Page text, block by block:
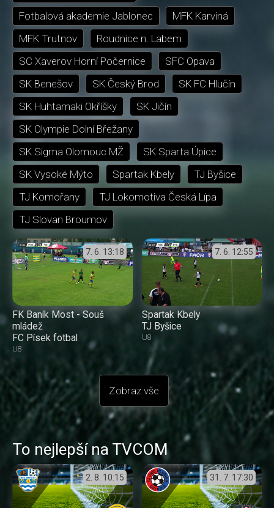
Fotbalová akademie Jablonec
MFK Karviná
MFK Trutnov
Roudnice n. Labem
SC Xaverov Horní Počernice
SFC Opava
SK Benešov
SK Český Brod
SK FC Hlučín
SK Huhtamaki Okříšky
SK Jičín
SK Olympie Dolní Břežany
SK Sigma Olomouc MŽ
SK Sparta Úpice
SK Vysoké Mýto
Spartak Kbely
TJ Byšice
TJ Komořany
TJ Lokomotiva Česká Lípa
TJ Slovan Broumov
7. 6. 13:18
FK Baník Most - Souš
mládež
FC Písek fotbal
U8
7. 6. 12:55
Spartak Kbely
TJ Byšice
U8
Zobraz vše
To nejlepší na TVCOM
2. 8. 10:15 31. 7. 17:30